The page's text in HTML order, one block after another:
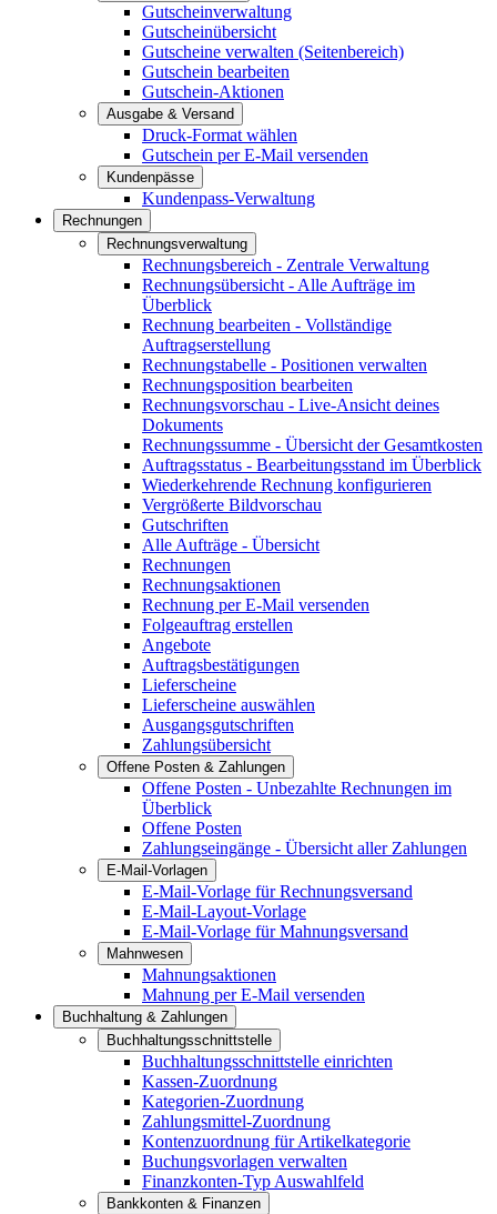
Gutscheinverwaltung
Gutscheinübersicht
Gutscheine verwalten (Seitenbereich)
Gutschein bearbeiten
Gutschein-Aktionen
Ausgabe & Versand
Druck-Format wählen
Gutschein per E-Mail versenden
Kundenpässe
Kundenpass-Verwaltung
Rechnungen
Rechnungsverwaltung
Rechnungsbereich - Zentrale Verwaltung
Rechnungsübersicht - Alle Aufträge im
Überblick
Rechnung bearbeiten - Vollständige
Auftragserstellung
Rechnungstabelle - Positionen verwalten
Rechnungsposition bearbeiten
Rechnungsvorschau - Live-Ansicht deines
Dokuments
Rechnungssumme - Übersicht der Gesamtkosten
Auftragsstatus - Bearbeitungsstand im Überblick
Wiederkehrende Rechnung konfigurieren
Vergrößerte Bildvorschau
Gutschriften
Alle Aufträge - Übersicht
Rechnungen
Rechnungsaktionen
Rechnung per E-Mail versenden
Folgeauftrag erstellen
Angebote
Auftragsbestätigungen
Lieferscheine
Lieferscheine auswählen
Ausgangsgutschriften
Zahlungsübersicht
Offene Posten & Zahlungen
Offene Posten - Unbezahlte Rechnungen im
Überblick
Offene Posten
Zahlungseingänge - Übersicht aller Zahlungen
E-Mail-Vorlagen
E-Mail-Vorlage für Rechnungsversand
E-Mail-Layout-Vorlage
E-Mail-Vorlage für Mahnungsversand
Mahnwesen
Mahnungsaktionen
Mahnung per E-Mail versenden
Buchhaltung & Zahlungen
Buchhaltungsschnittstelle
Buchhaltungsschnittstelle einrichten
Kassen-Zuordnung
Kategorien-Zuordnung
Zahlungsmittel-Zuordnung
Kontenzuordnung für Artikelkategorie
Buchungsvorlagen verwalten
Finanzkonten-Typ Auswahlfeld
Bankkonten & Finanzen